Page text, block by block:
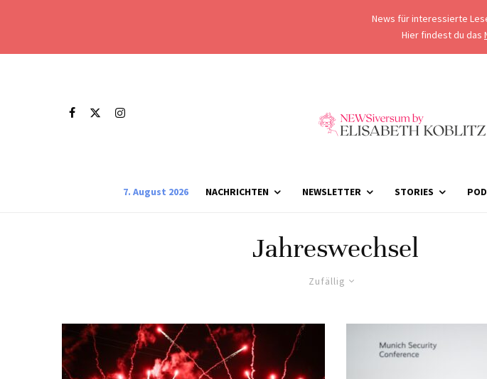
News für interessierte
Hier findest du das
7. August 2026 NACHRICHTEN NEWSLETTER STORIES
Jahreswechsel
Zufällig